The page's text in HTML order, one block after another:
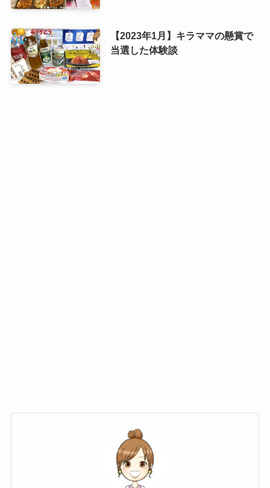
【2023年1月】キラママの懸賞で
当選した体験談